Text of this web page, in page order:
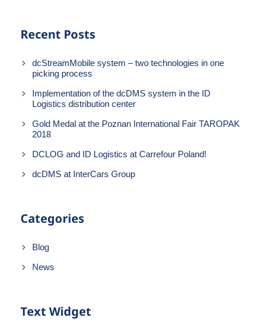
Recent Posts
dcStreamMobile system – two technologies in one
picking process
Implementation of the dcDMS system in the ID
Logistics distribution center
Gold Medal at the Poznan International Fair TAROPAK
2018
DCLOG and ID Logistics at Carrefour Poland!
dcDMS at InterCars Group
Categories
Blog
News
Text Widget